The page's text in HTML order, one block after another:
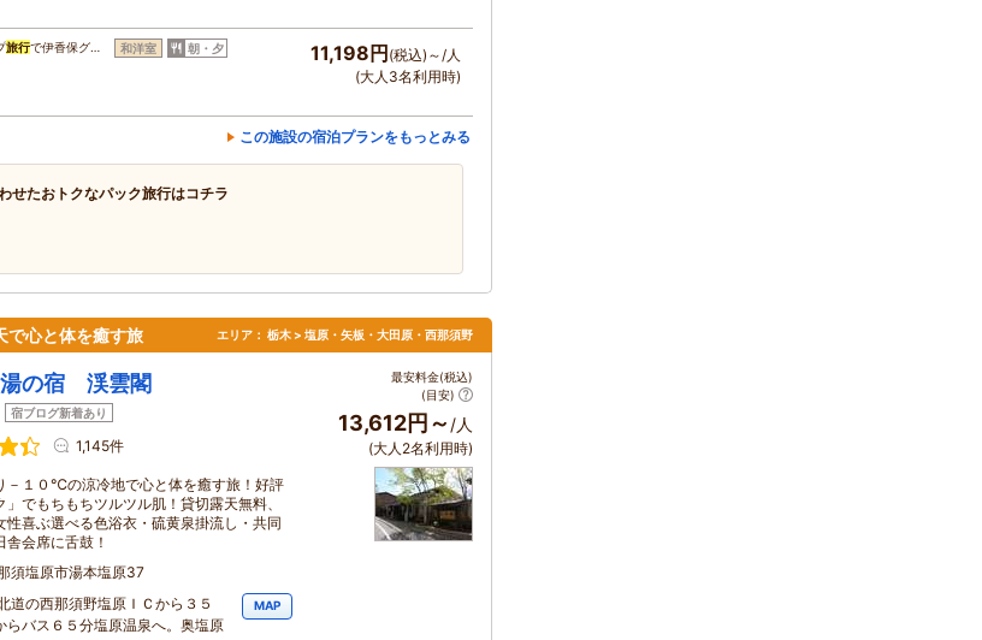
旅行で伊香保グ… 和洋室 朝・夕 11,198円 (税込)～/人
(大人3名利用時)
この施設の宿泊プランをもっとみる
せたおトクなパック旅行はコチラ
で心と体を癒す旅 エリア： 栃木 > 塩原・矢板・大田原・西那須野
の宿 渓雲閣
宿ブログ新着あり
1,145件
－１０℃の涼冷地で心と体を癒す旅！好評
でもちもちツルツル肌！貸切露天無料、
性喜ぶ選べる色浴衣・硫黄泉掛流し・共同
会席に舌鼓！
須塩原市湯本塩原37
道の西那須野塩原ＩＣから３５
らバス６５分塩原温泉へ。奥塩原
MAP
最安料金(税込)
(目安)
13,612円～ /人
(大人2名利用時)